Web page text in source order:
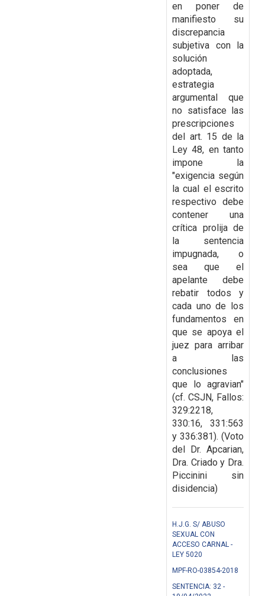
en poner de
manifiesto su
discrepancia
subjetiva con la
solución
adoptada,
estrategia
argumental que
no satisface las
prescripciones
del art. 15 de la
Ley 48, en tanto
impone la
"exigencia según
la cual el escrito
respectivo debe
contener una
crítica prolija de
la sentencia
impugnada, o
sea que el
apelante debe
rebatir todos y
cada uno de los
fundamentos en
que se apoya el
juez para arribar
a las
conclusiones
que lo agravian"
(cf. CSJN, Fallos:
329:2218,
330:16, 331:563
y 336:381). (Voto
del Dr. Apcarian,
Dra. Criado y Dra.
Piccinini sin
disidencia)
H.J.G. S/ ABUSO
SEXUAL CON
ACCESO CARNAL -
LEY 5020
MPF-RO-03854-2018
SENTENCIA: 32 -